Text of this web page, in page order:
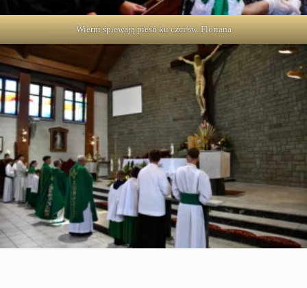
Wierni śpiewają pieśń ku czci św. Floriana